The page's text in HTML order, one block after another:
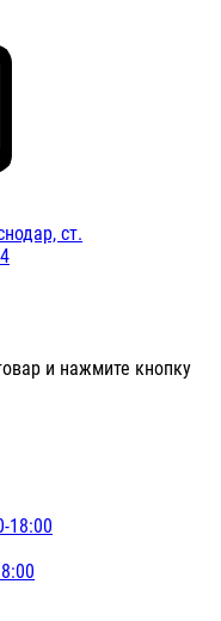
ст.
и нажмите кнопку
18:00